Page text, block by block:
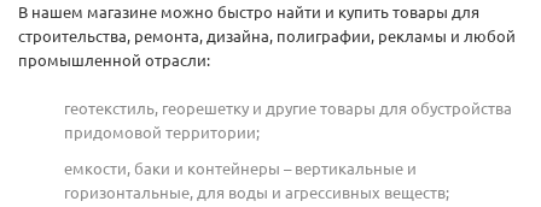
В нашем магазине можно быстро найти и купить товары для
строительства, ремонта, дизайна, полиграфии, рекламы и любой
промышленной отрасли:
геотекстиль, георешетку и другие товары для обустройства
придомовой территории;
емкости, баки и контейнеры – вертикальные и
горизонтальные, для воды и агрессивных веществ;